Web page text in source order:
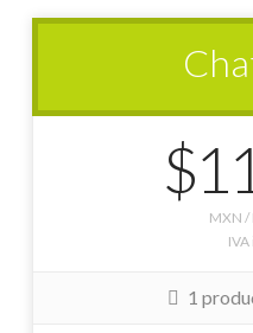
MXN /
1